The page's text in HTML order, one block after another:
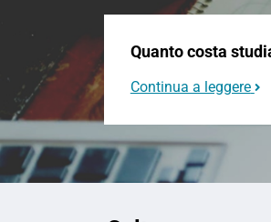
Quanto costa
Continua a leggere